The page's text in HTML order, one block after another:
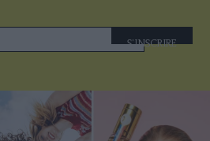
S'INSCRIRE